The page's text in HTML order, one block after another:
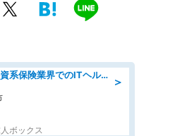
＞
ヘルプデスク/外資系保険業界でのITヘルプデスク業務/駅近/即日勤務可/ヘルプデスク
ボックス